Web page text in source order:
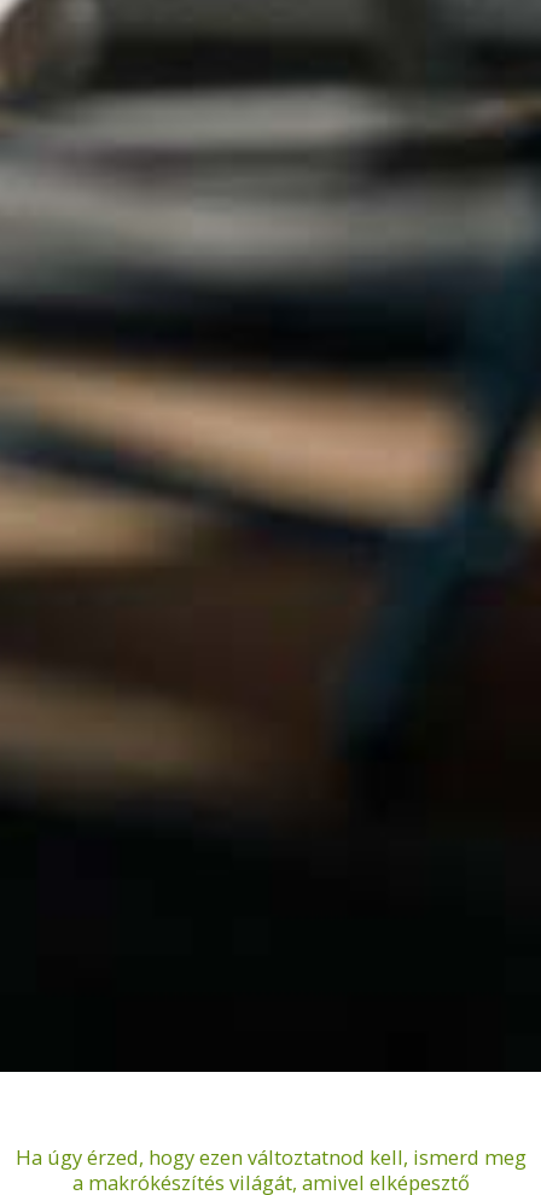
Ha úgy érzed, hogy ezen változtatnod kell, ismerd meg
a makrókészítés világát, amivel elképesztő